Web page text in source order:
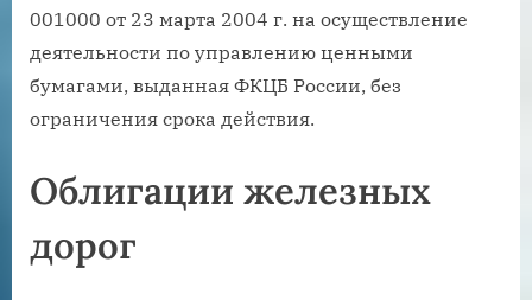
001000 от 23 марта 2004 г. на осуществление
деятельности по управлению ценными
бумагами, выданная ФКЦБ России, без
ограничения срока действия.
Облигации железных
дорог